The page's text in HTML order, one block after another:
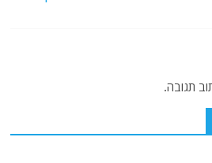
תגובה.